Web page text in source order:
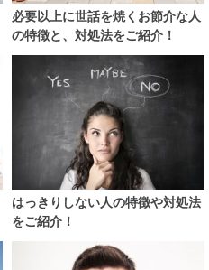
必要以上に世話を焼くお節介な人
の特徴と、対処法をご紹介！
はっきりしない人の特徴や対処法
をご紹介！